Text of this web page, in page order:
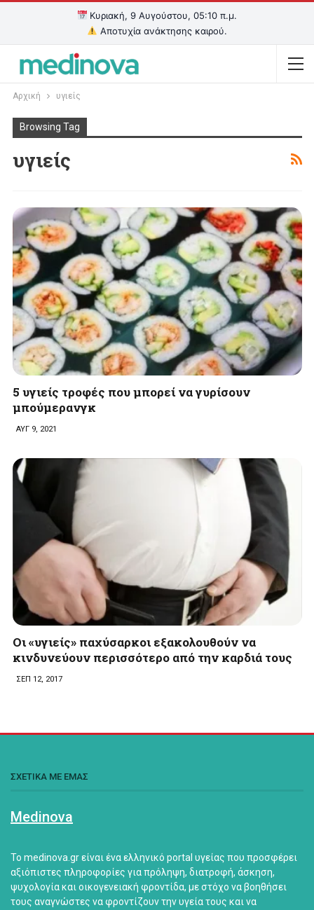
Κυριακή, 9 Αυγούστου, 05:10 π.μ.
Αποτυχία ανάκτησης καιρού.
Αρχική υγιείς
Browsing Tag
υγιείς
5 υγιείς τροφές που μπορεί να γυρίσουν
μπούμερανγκ
ΑΥΓ 9, 2021
Οι «υγιείς» παχύσαρκοι εξακολουθούν να
κινδυνεύουν περισσότερο από την καρδιά τους
ΣΕΠ 12, 2017
ΣΧΕΤΙΚΑ ΜΕ ΕΜΑΣ
Medinova
Το medinova.gr είναι ένα ελληνικό portal υγείας που προσφέρει
αξιόπιστες πληροφορίες για πρόληψη, διατροφή, άσκηση,
ψυχολογία και οικογενειακή φροντίδα, με στόχο να βοηθήσει
τους αναγνώστες να φροντίζουν την υγεία τους και να